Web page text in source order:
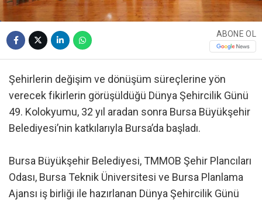
ABONE OL
Şehirlerin değişim ve dönüşüm süreçlerine yön
verecek fikirlerin görüşüldüğü Dünya Şehircilik Günü
49. Kolokyumu, 32 yıl aradan sonra Bursa Büyükşehir
Belediyesi’nin katkılarıyla Bursa’da başladı.
Bursa Büyükşehir Belediyesi, TMMOB Şehir Plancıları
Odası, Bursa Teknik Üniversitesi ve Bursa Planlama
Ajansı iş birliği ile hazırlanan Dünya Şehircilik Günü